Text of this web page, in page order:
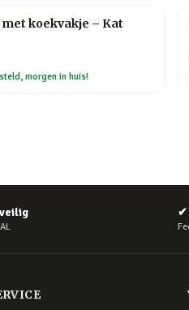
koekvakje – Kat
morgen in huis!
✔